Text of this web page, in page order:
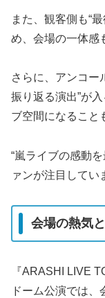
また、観客側も“
め、会場の一体感
さらに、アンコー
振り返る演出”が
ブ空間になること
“嵐ライブの感動
ァンが注目してい
会場の熱気
『ARASHI LIVE
ドーム公演では、